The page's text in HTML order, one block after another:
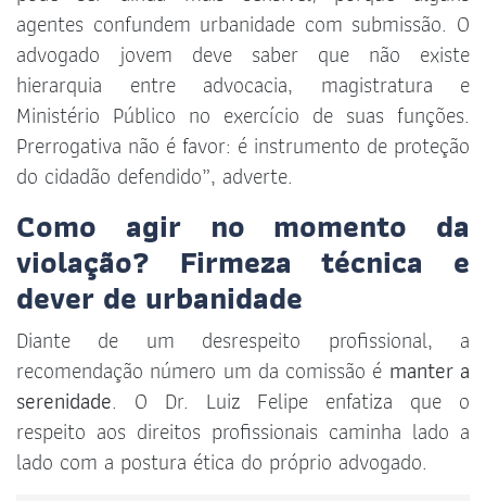
agentes confundem urbanidade com submissão. O
advogado jovem deve saber que não existe
hierarquia entre advocacia, magistratura e
Ministério Público no exercício de suas funções.
Prerrogativa não é favor: é instrumento de proteção
do cidadão defendido”, adverte.
Como agir no momento da
violação? Firmeza técnica e
dever de urbanidade
Diante de um desrespeito profissional, a
recomendação número um da comissão é manter a
serenidade. O Dr. Luiz Felipe enfatiza que o
respeito aos direitos profissionais caminha lado a
lado com a postura ética do próprio advogado.